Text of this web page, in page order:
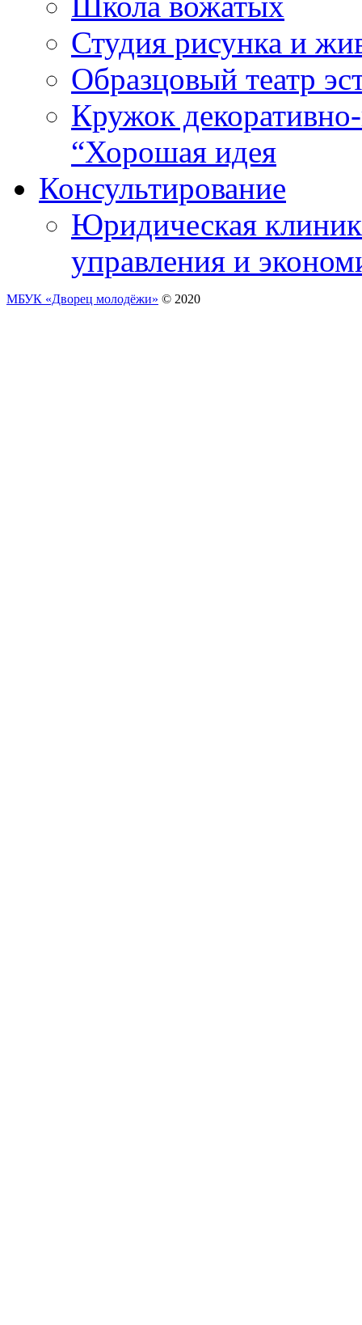
Студия рисунка и
Образцовый театр
Кружок
“Хорошая идея
Консультирование
Юридическая
управления и
МБУК «Дворец молодёжи» © 2020